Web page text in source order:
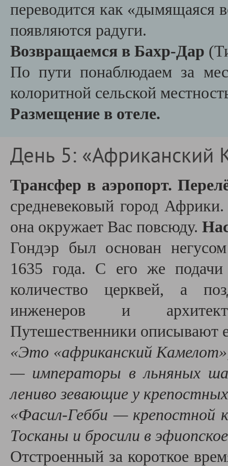
переводится как «дымящаяся
появляются радуги.
Возвращаемся в Бахр-Дар
По пути понаблюдаем за
колоритной сельской
Размещение в отеле.
День 5: «Африканский
Трансфер в аэропорт.
средневековый город
она окружает Вас повсюду.
Гондэр был основан
1635 года. С его же
количество церквей, а
инженеров и
Путешественники описывают
«Это «африканский
— императоры в льняных
лениво зевающие у
«Фасил-Гебби — крепостной
Тосканы и бросили в
Отстроенный за короткое